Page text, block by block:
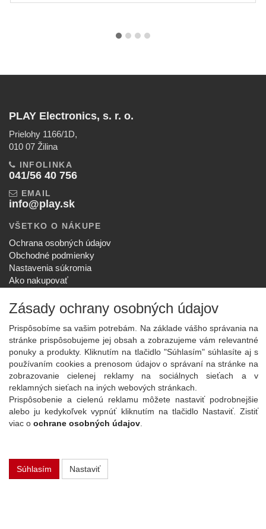
PLAY Electronics, s. r. o.
Prielohy 1166/1D,
010 07 Žilina
INFOLINKA
041/56 40 756
EMAIL
info@play.sk
VŠETKO O NÁKUPE
Ochrana osobných údajov
Obchodné podmienky
Nastavenia súkromia
Ako nakupovať
SPOLOČNOSŤ
O nás
Kontakt
Služby
Aktuality
NOVINKY NA EMAIL
Prihlásiť
Viac informácií o tejto službe
Copyright
Zásady ochrany osobných údajov
Prispôsobíme sa vašim potrebám. Na základe vášho správania na
stránke prispôsobujeme jej obsah a zobrazujeme vám relevantné
ponuky a produkty. Kliknutím na tlačidlo "Súhlasím" súhlasíte aj s
používaním cookies a prenosom údajov o správaní na stránke na
zobrazovanie cielenej reklamy na sociálnych sieťach a v
reklamných sieťach na iných webových stránkach.
Prispôsobenie a cielenú reklamu môžete nastaviť podrobnejšie
alebo ju kedykoľvek vypnúť kliknutím na tlačidlo Nastaviť. Zistiť
viac o ochrane osobných údajov
Súhlasím Nastaviť